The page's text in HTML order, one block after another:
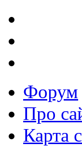
Форум
Про
Карта